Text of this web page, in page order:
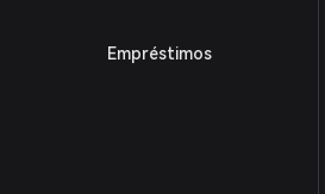
Empréstimos